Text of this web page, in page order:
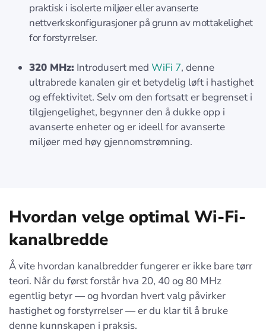
praktisk i isolerte miljøer eller avanserte
nettverkskonfigurasjoner på grunn av mottakelighet
for forstyrrelser.
320 MHz: Introdusert med WiFi 7, denne
ultrabrede kanalen gir et betydelig løft i hastighet
og effektivitet. Selv om den fortsatt er begrenset i
tilgjengelighet, begynner den å dukke opp i
avanserte enheter og er ideell for avanserte
miljøer med høy gjennomstrømning.
Hvordan velge optimal Wi-Fi-
kanalbredde
Å vite hvordan kanalbredder fungerer er ikke bare tørr
teori. Når du først forstår hva 20, 40 og 80 MHz
egentlig betyr — og hvordan hvert valg påvirker
hastighet og forstyrrelser — er du klar til å bruke
denne kunnskapen i praksis.